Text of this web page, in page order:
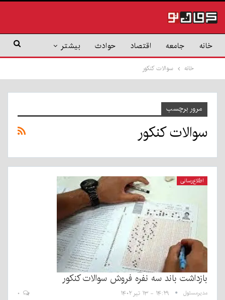
خانه جامعه اقتصاد حوادث بیشتر
خانه سوالات کنکور
مرور برچسب
سوالات کنکور
اطلاع‌رسانی
بازداشت باند سه نفره فروش سوالات کنکور
مدیرمسئول ۱۴:۲۹ - ۱۳ تیر ۱۴۰۲